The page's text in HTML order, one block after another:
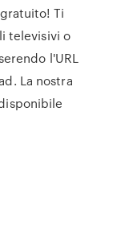
Ti
televisivi o
l'URL
La nostra